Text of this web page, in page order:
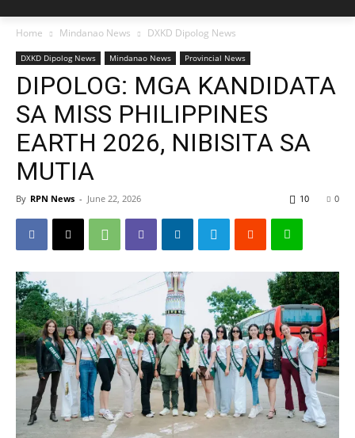
Home Mindanao News DXKD Dipolog News
DXKD Dipolog News Mindanao News Provincial News
DIPOLOG: MGA KANDIDATA
SA MISS PHILIPPINES
EARTH 2026, NIBISITA SA
MUTIA
By RPN News - June 22, 2026 0
10